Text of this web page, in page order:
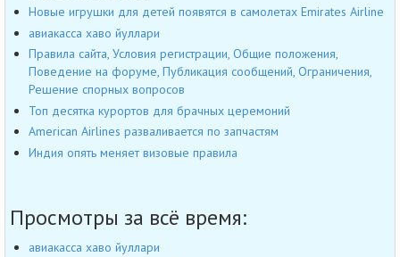
Новые игрушки для детей появятся в самолетах Emirates Airline
авиакасса хаво йуллари
Правила сайта, Условия регистрации, Общие положения,
Поведение на форуме, Публикация сообщений, Ограничения,
Решение спорных вопросов
Топ десятка курортов для брачных церемоний
American Airlines разваливается по запчастям
Индия опять меняет визовые правила
Просмотры за всё время:
авиакасса хаво йуллари